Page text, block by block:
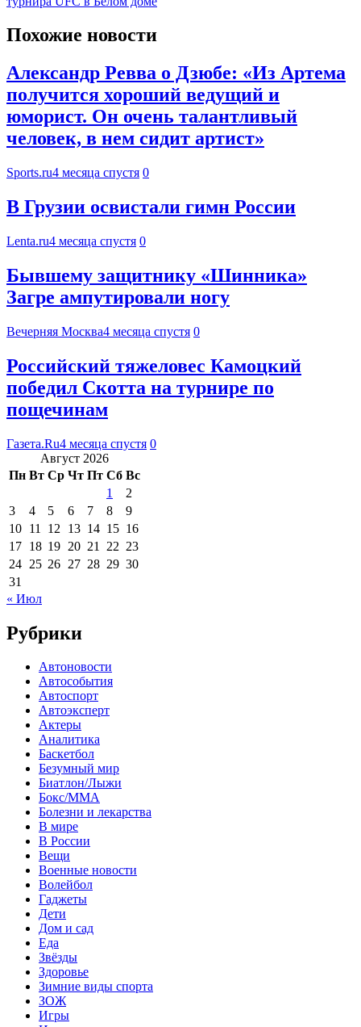
Похожие новости
Александр Ревва о Дзюбе: «Из Артема
получится хороший ведущий и
юморист. Он очень талантливый
человек, в нем сидит артист»
Sports.ru4 месяца спустя 0
В Грузии освистали гимн России
Lenta.ru4 месяца спустя 0
Бывшему защитнику «Шинника»
Загре ампутировали ногу
Вечерняя Москва4 месяца спустя 0
Российский тяжеловес Камоцкий
победил Скотта на турнире по
пощечинам
Газета.Ru4 месяца спустя 0
Август 2026
Пн Вт Ср Чт Пт Сб Вс
1
2
3
4 5 6 7 8
9
10 11 12 13 14 15 16
17 18 19 20 21 22 23
24 25 26 27 28 29 30
31
« Июл
Рубрики
Автоновости
Автособытия
Автоспорт
Автоэксперт
Актеры
Аналитика
Баскетбол
Безумный мир
Биатлон/Лыжи
Бокс/MMA
Болезни и лекарства
В мире
В России
Вещи
Военные новости
Волейбол
Гаджеты
Дети
Дом и сад
Еда
Звёзды
Здоровье
Зимние виды спорта
ЗОЖ
Игры